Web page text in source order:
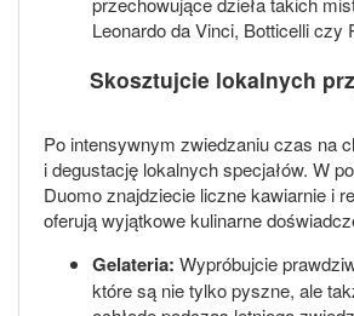
Leonardo da Vinci, Botticelli czy
Skosztujcie lokalnych
Po intensywnym zwiedzaniu czas na
i degustację lokalnych specjałów. W
Duomo znajdziecie liczne kawiarnie i
oferują wyjątkowe kulinarne
Gelateria: Wypróbujcie
które są nie tylko pyszne, ale